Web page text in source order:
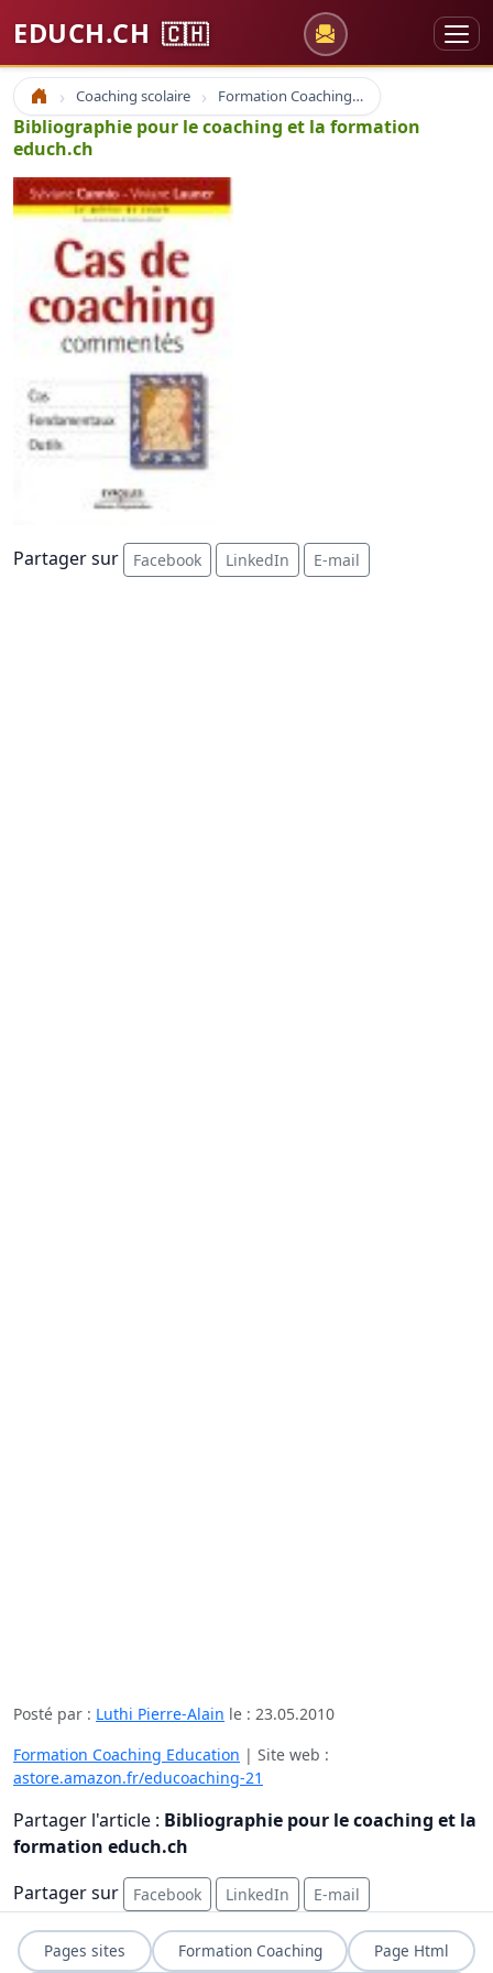
EDUCH.CH 🇨🇭
Accueil Coaching scolaire Formation Coaching Education
Bibliographie pour le coaching et la formation
educh.ch
Partager sur Facebook LinkedIn E-mail
Posté par : Luthi Pierre-Alain le : 23.05.2010
Formation Coaching Education | Site web :
astore.amazon.fr/educoaching-21
Partager l'article : Bibliographie pour le coaching et la
formation educh.ch
Partager sur
Facebook LinkedIn E-mail
Pages sites Formation Coaching Page Html